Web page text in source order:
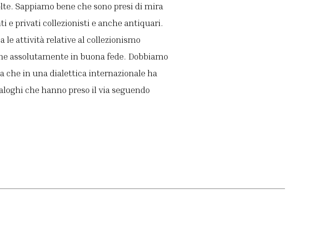
Sappiamo bene che sono presi di mira
e privati collezionisti e anche antiquari.
le attività relative al collezionismo
assolutamente in buona fede. Dobbiamo
che in una dialettica internazionale ha
che hanno preso il via seguendo